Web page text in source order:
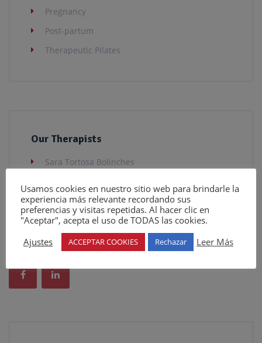
Pregnancy
Post-partum
Therapeutic Pilates
Our Therapists
Sara Tortosa Bolinches
Lucía Tortosa Bolinches
Usamos cookies en nuestro sitio web para brindarle la
experiencia más relevante recordando sus
preferencias y visitas repetidas. Al hacer clic en
"Aceptar", acepta el uso de TODAS las cookies.
Ajustes
ACCEPTAR COOKIES Rechazar Leer Más